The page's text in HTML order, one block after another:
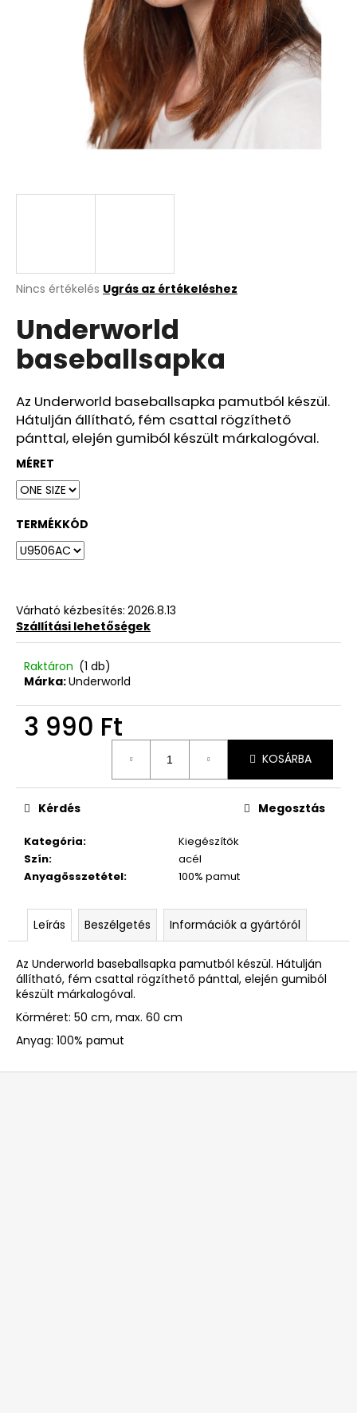
A
átlagos
értékelése
5-
ből
csillag.
Nincs értékelés Ugrás az értékeléshez
Underworld
baseballsapka
Az Underworld baseballsapka pamutból készül.
Hátulján állítható, fém csattal rögzíthető
pánttal, elején gumiból készült márkalogóval.
MÉRET
TERMÉKKÓD
Várható kézbesítés: 2026.8.13
Szállítási lehetőségek
Raktáron (1 db)
Márka:Underworld
3 990 Ft
KOSÁRBA
Kategória:
Kiegészítők
Szín:
acél
Anyagösszetétel: 100% pamut
Kérdés Megosztás
Leírás Beszélgetés Információk a gyártóról
Az Underworld baseballsapka pamutból készül. Hátulján
állítható, fém csattal rögzíthető pánttal, elején gumiból
készült márkalogóval.
Körméret: 50 cm, max. 60 cm
Anyag: 100% pamut
L